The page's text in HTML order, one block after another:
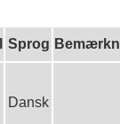
Sprog
Dansk